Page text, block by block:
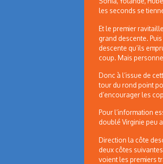
les seconds se
Et le premier
grand descente.
descente qu’ils
coup. Mais
Donc à l’issue de
tour du rond point
d’encourager les
Pour l’information
doublé Virginie peu
Direction la côte
deux côtes
voient les premiers